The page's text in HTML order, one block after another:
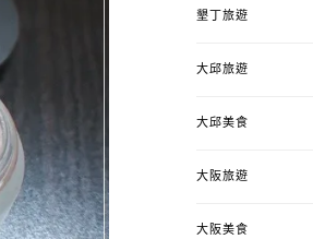
墾丁旅遊
大邱旅遊
大邱美食
大阪旅遊
大阪美食